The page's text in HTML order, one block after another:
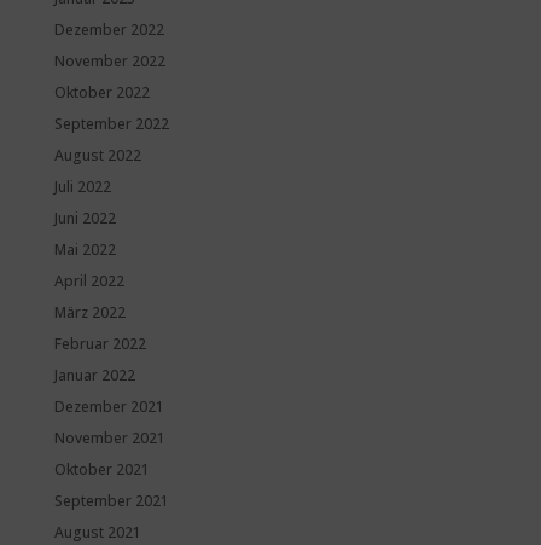
Dezember 2022
November 2022
Oktober 2022
September 2022
August 2022
Juli 2022
Juni 2022
Mai 2022
April 2022
März 2022
Februar 2022
Januar 2022
Dezember 2021
November 2021
Oktober 2021
September 2021
August 2021